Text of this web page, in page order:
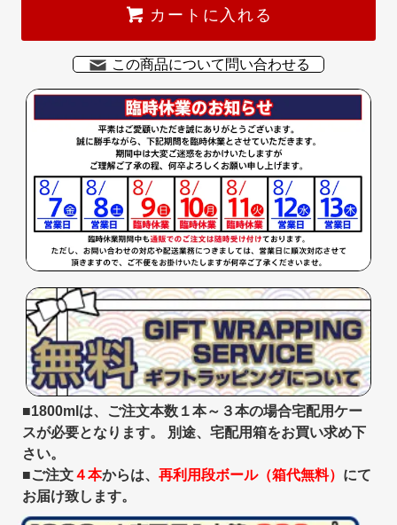
カートに入れる
この商品について問い合わせる
■1800mlは、ご注文本数１本～３本の場合宅配用ケー
スが必要となります。 別途、宅配用箱をお買い求め下
さい。
■ご注文４本からは、 再利用段ボール（箱代無料） にて
お届け致します。